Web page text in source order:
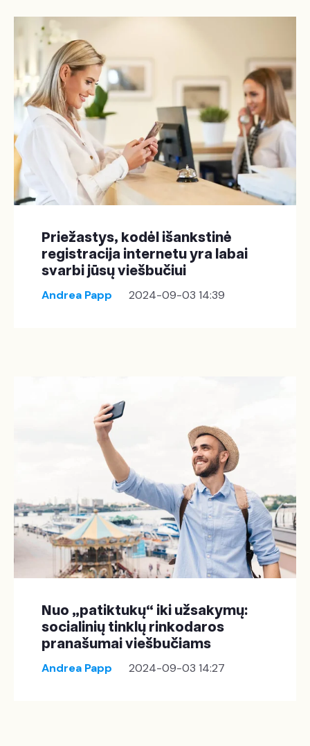
Priežastys, kodėl išankstinė
registracija internetu yra labai
svarbi jūsų viešbučiui
Andrea Papp 2024-09-03 14:39
Nuo „patiktukų“ iki užsakymų:
socialinių tinklų rinkodaros
pranašumai viešbučiams
Andrea Papp 2024-09-03 14:27